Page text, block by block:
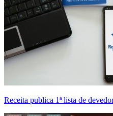
Receita publica 1ª lista de